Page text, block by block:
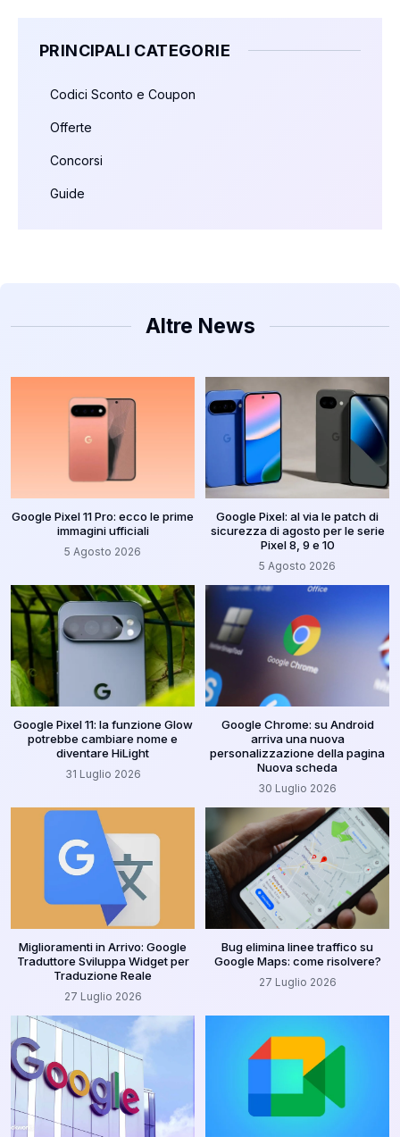
PRINCIPALI CATEGORIE
Codici Sconto e Coupon
Offerte
Concorsi
Guide
Altre News
Google Pixel 11 Pro: ecco le prime
immagini ufficiali
5 Agosto 2026
Google Pixel: al via le patch di
sicurezza di agosto per le serie
Pixel 8, 9 e 10
5 Agosto 2026
Google Pixel 11: la funzione Glow
potrebbe cambiare nome e
diventare HiLight
31 Luglio 2026
Google Chrome: su Android
arriva una nuova
personalizzazione della pagina
Nuova scheda
30 Luglio 2026
Miglioramenti in Arrivo: Google
Traduttore Sviluppa Widget per
Traduzione Reale
27 Luglio 2026
Bug elimina linee traffico su
Google Maps: come risolvere?
27 Luglio 2026